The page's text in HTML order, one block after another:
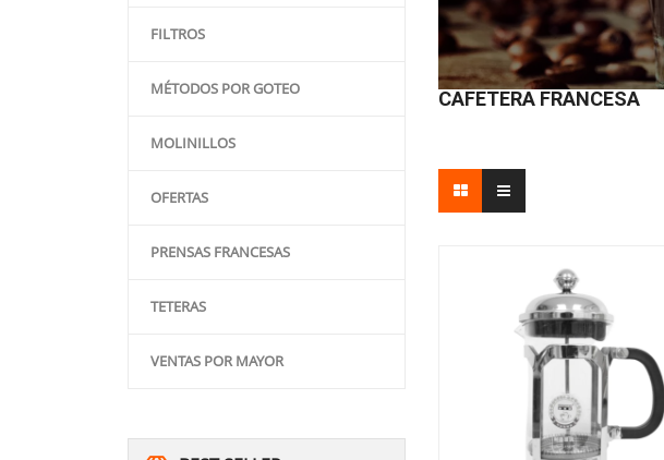
FILTROS
MÉTODOS POR GOTEO
MOLINILLOS
OFERTAS
PRENSAS FRANCESAS
TETERAS
VENTAS POR MAYOR
CAFETERA FRANCESA